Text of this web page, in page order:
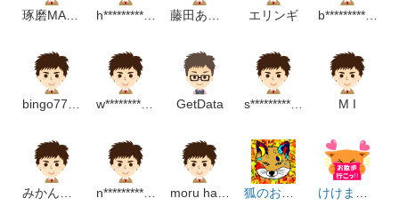
琢磨MAJUN h**********************p エリンギ b*********************p
w********************p GetData s**********************p M I
n************************p